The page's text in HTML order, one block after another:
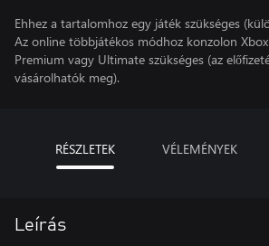
Ehhez a tartalomhoz egy játék szükséges
Az online többjátékos módhoz konzolon Xbox
Premium vagy Ultimate szükséges (az
vásárolhatók meg).
RÉSZLETEK VÉLEMÉNYEK
Leírás